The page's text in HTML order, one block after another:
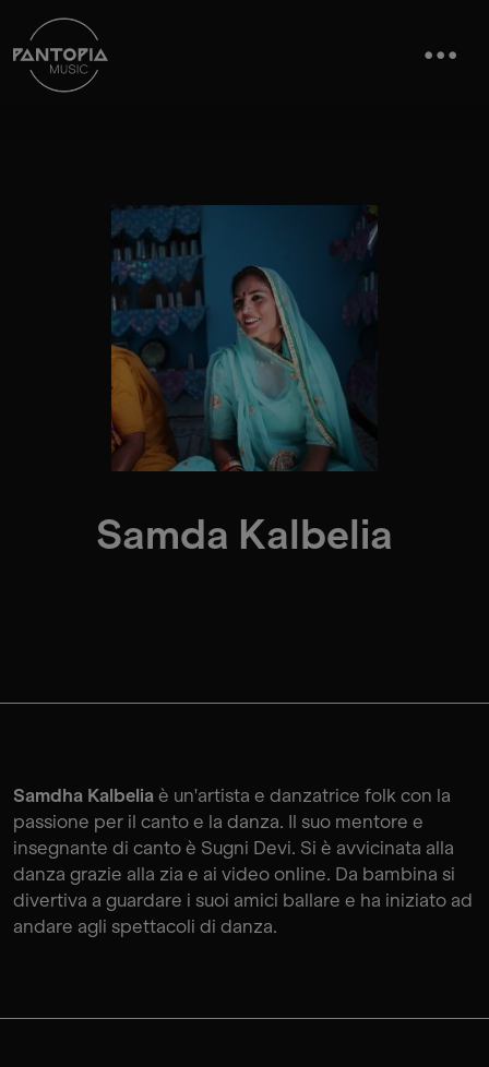
Samda Kalbelia
Samdha Kalbelia è un'artista e danzatrice folk con la
passione per il canto e la danza. Il suo mentore e
insegnante di canto è Sugni Devi. Si è avvicinata alla
danza grazie alla zia e ai video online. Da bambina si
divertiva a guardare i suoi amici ballare e ha iniziato ad
andare agli spettacoli di danza.